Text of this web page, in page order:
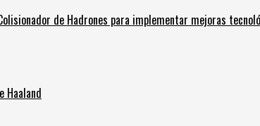
de Hadrones para implementar mejoras
Haaland